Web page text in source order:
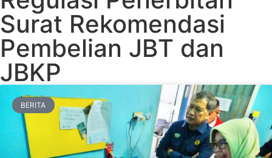
Surat Rekomendasi
Pembelian JBT dan
JBKP
BERITA